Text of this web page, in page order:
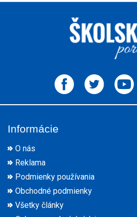
Informácie
O nás
Reklama
Podmienky používania
Obchodné podmienky
Všetky články